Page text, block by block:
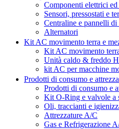
Componenti elettrici
Sensori, pressostati e
Centraline e pannelli
Alternatori
Kit AC movimento terra e
Kit AC movimento
Unità caldo & freddo
kit AC per macchine
Prodotti di consumo e
Prodotti di consumo e
Kit O-Ring e valvole a
Oli, traccianti e
Attrezzature A/C
Gas e Refrigerazione